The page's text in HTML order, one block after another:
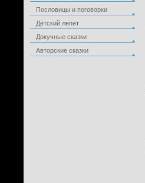
Пословицы и поговорки
Детский лепет
Докучные сказки
Авторские сказки